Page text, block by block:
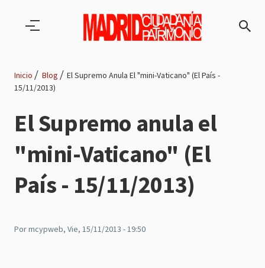
de
navegación
Inicio Blog
El Supremo Anula El "mini-Vaticano" (El País -
15/11/2013)
El Supremo anula el
"mini-Vaticano" (El
País - 15/11/2013)
Pormcypweb, Vie, 15/11/2013 - 19:50